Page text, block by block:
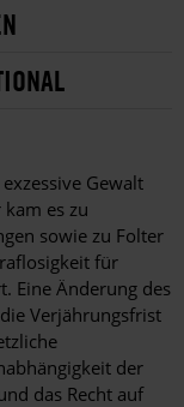
Gewalt
es zu
sowie zu Folter
für
Eine Änderung des
Verjährungsfrist
der
das Recht auf